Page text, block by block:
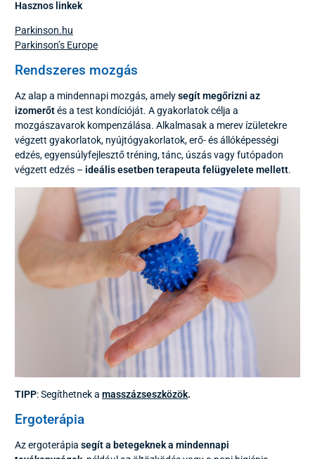
Hasznos linkek
Parkinson.hu
Parkinson’s Europe
Rendszeres mozgás
Az alap a mindennapi mozgás, amelysegít megőrizni az
izomerőtés a test kondícióját. A gyakorlatok célja a
mozgászavarok kompenzálása. Alkalmasak a merev ízületekre
végzett gyakorlatok, nyújtógyakorlatok, erő- és állóképességi
edzés, egyensúlyfejlesztő tréning, tánc, úszás vagy futópadon
végzett edzés – ideális esetben terapeuta felügyelete mellett.
TIPP: Segíthetnek a masszázseszközök.
Ergoterápia
Az ergoterápia segít a betegeknek a mindennapi